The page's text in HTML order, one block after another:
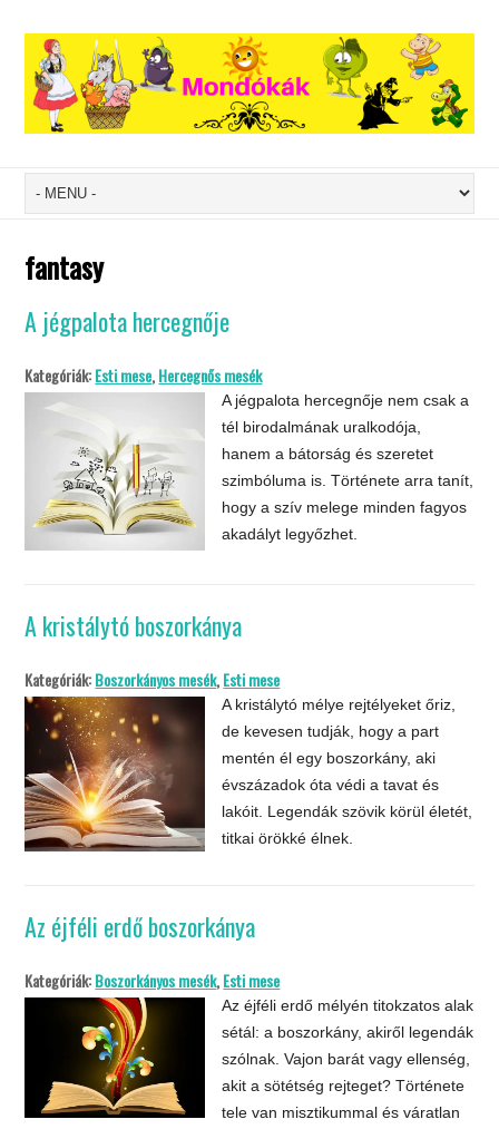
fantasy
A jégpalota hercegnője
Kategóriák:Esti mese,Hercegnős mesék
A jégpalota hercegnője nem csak a
tél birodalmának uralkodója,
hanem a bátorság és szeretet
szimbóluma is. Története arra tanít,
hogy a szív melege minden fagyos
akadályt legyőzhet.
A kristálytó boszorkánya
Kategóriák:Boszorkányos mesék,Esti mese
A kristálytó mélye rejtélyeket őriz,
de kevesen tudják, hogy a part
mentén él egy boszorkány, aki
évszázadok óta védi a tavat és
lakóit. Legendák szövik körül életét,
titkai örökké élnek.
Az éjféli erdő boszorkánya
Kategóriák:Boszorkányos mesék,Esti mese
Az éjféli erdő mélyén titokzatos alak
sétál: a boszorkány, akiről legendák
szólnak. Vajon barát vagy ellenség,
akit a sötétség rejteget? Története
tele van misztikummal és váratlan